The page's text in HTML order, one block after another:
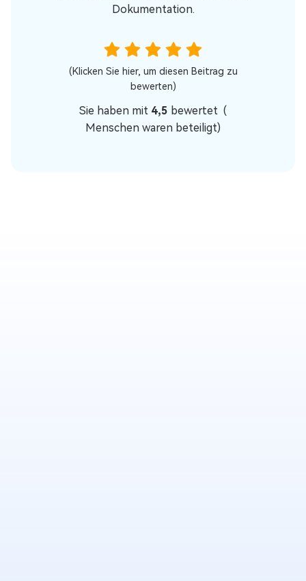
Dokumentation.
(Klicken Sie hier, um diesen Beitrag zu
bewerten)
Sie haben mit 4,5 bewertet (
Menschen waren beteiligt)